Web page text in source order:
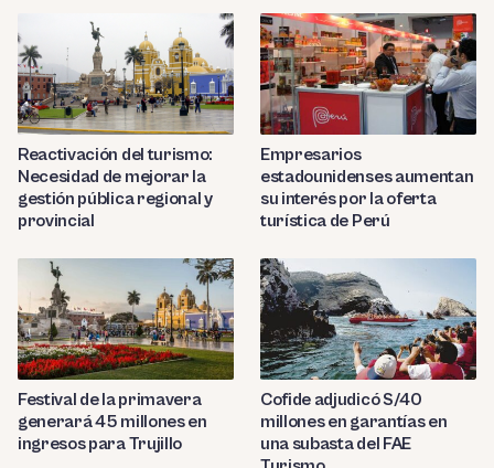
Reactivación del turismo:
Necesidad de mejorar la
gestión pública regional y
provincial
Empresarios
estadounidenses aumentan
su interés por la oferta
turística de Perú
Festival de la primavera
generará 45 millones en
ingresos para Trujillo
Cofide adjudicó S/40
millones en garantías en
una subasta del FAE